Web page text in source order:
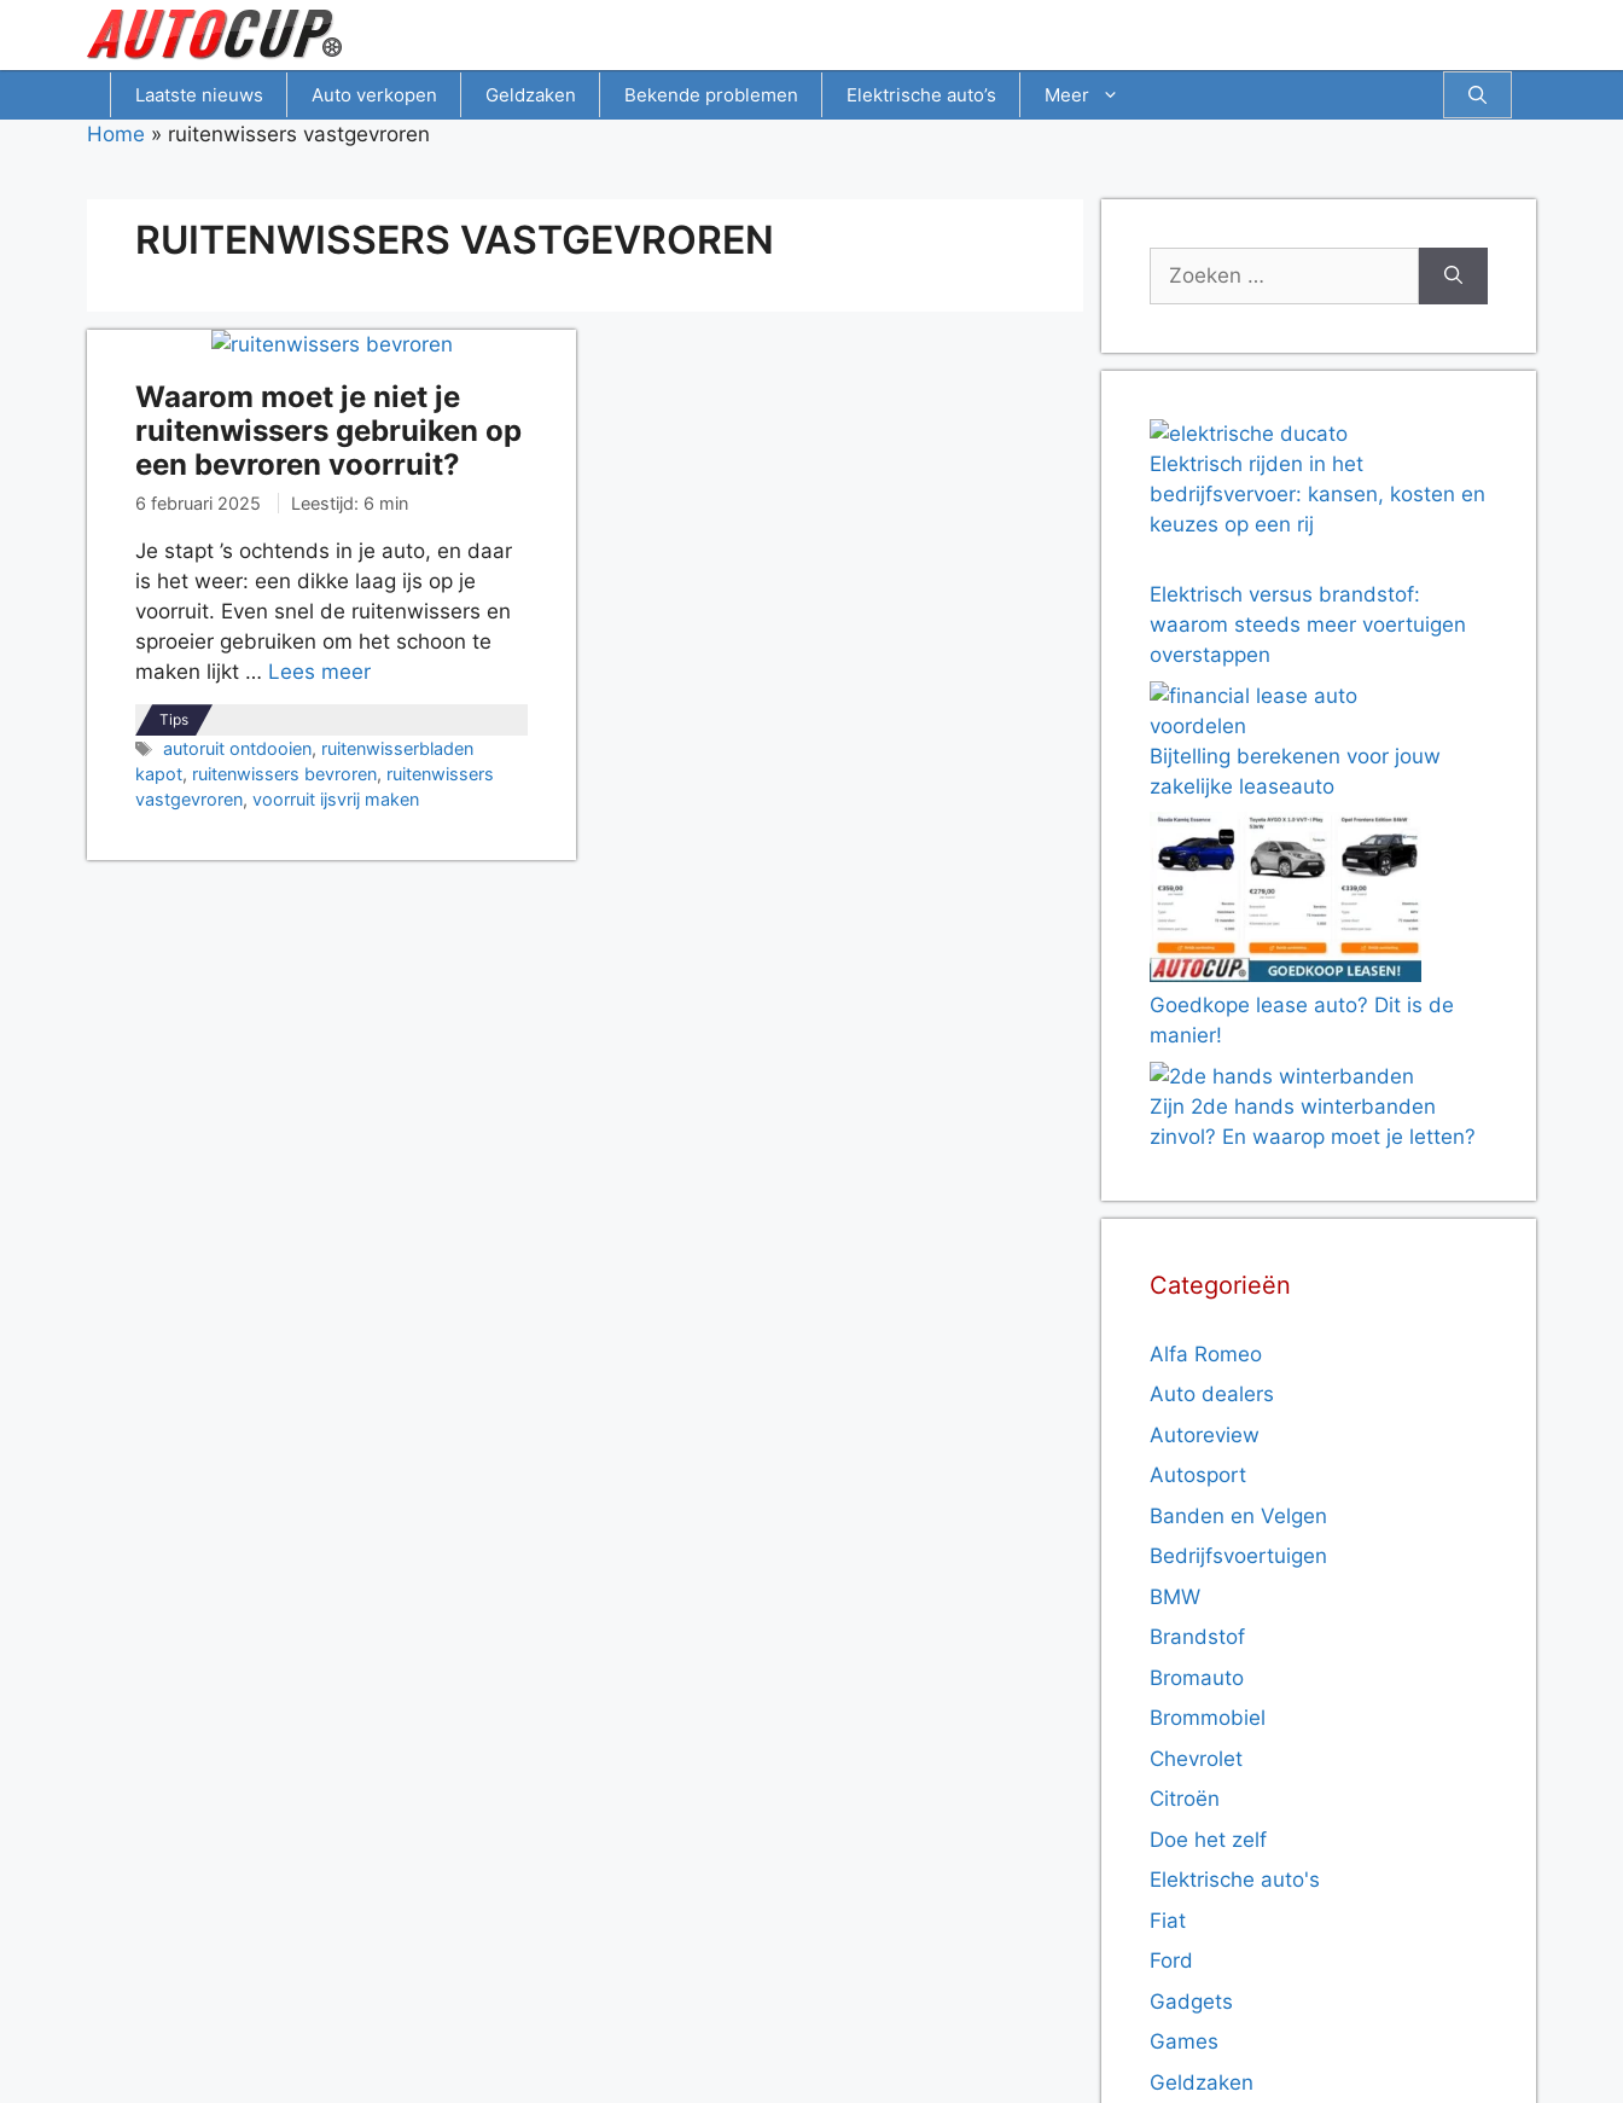
inhoud
Laatste nieuws Auto verkopen Geldzaken Bekende problemen Elektrische auto’s Meer
Home » ruitenwissers vastgevroren
RUITENWISSERS VASTGEVROREN
Waarom moet je niet je
ruitenwissers gebruiken op
een bevroren voorruit?
6 februari 2025 Leestijd: 6 min
Je stapt ’s ochtends in je auto, en daar
is het weer: een dikke laag ijs op je
voorruit. Even snel de ruitenwissers en
sproeier gebruiken om het schoon te
maken lijkt … Lees meer
Tips
Tags
autoruit ontdooien, ruitenwisserbladen
kapot, ruitenwissers bevroren, ruitenwissers
vastgevroren, voorruit ijsvrij maken
naar:
Elektrisch rijden in het
bedrijfsvervoer: kansen, kosten en
keuzes op een rij
Elektrisch versus brandstof:
waarom steeds meer voertuigen
overstappen
Bijtelling berekenen voor jouw
zakelijke leaseauto
Goedkope lease auto? Dit is de
manier!
Zijn 2de hands winterbanden
zinvol? En waarop moet je letten?
Categorieën
Alfa Romeo
Auto dealers
Autoreview
Autosport
Banden en Velgen
Bedrijfsvoertuigen
BMW
Brandstof
Bromauto
Brommobiel
Chevrolet
Citroën
Doe het zelf
Elektrische auto's
Fiat
Ford
Gadgets
Games
Geldzaken